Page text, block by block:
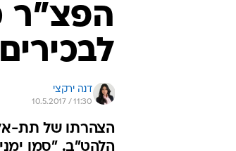
הפצ"ר
דנה ירקצי
10.5.2017 / 11:30
הצהרתו של תת-
הלהט"ב. "סמן